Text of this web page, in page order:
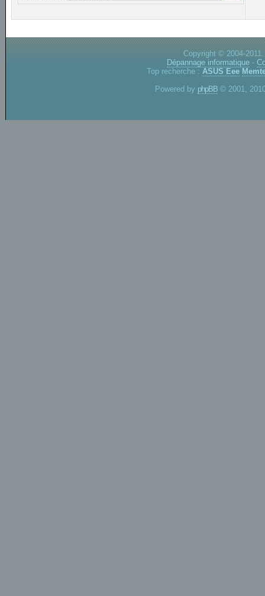
Copyright © 2004-
Dépannage informatique -
Top recherche : ASUS Eee
Powered by phpBB © 2001,